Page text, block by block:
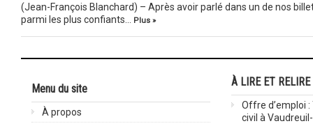
(Jean-François Blanchard) – Après avoir parlé dans un de nos
parmi les plus confiants…
Plus »
Menu du site
À propos
À LIRE ET RELIRE
Offre d’emploi
civil à